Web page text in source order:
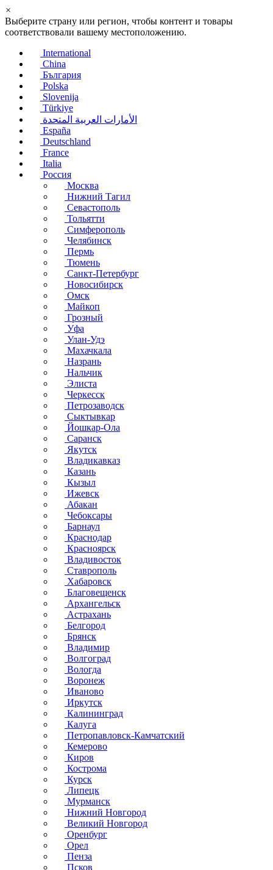
×
Выберите страну или регион, чтобы контент и товары
соответствовали вашему местоположению.
International
China
България
Polska
Slovenija
Türkiye
الأمارات العربية المتحدة
España
Deutschland
France
Italia
Россия
Москва
Нижний Тагил
Севастополь
Тольятти
Симферополь
Челябинск
Пермь
Тюмень
Санкт-Петербург
Новосибирск
Омск
Майкоп
Грозный
Уфа
Улан-Удэ
Махачкала
Назрань
Нальчик
Элиста
Черкесск
Петрозаводск
Сыктывкар
Йошкар-Ола
Саранск
Якутск
Владикавказ
Казань
Кызыл
Ижевск
Абакан
Чебоксары
Барнаул
Краснодар
Красноярск
Владивосток
Ставрополь
Хабаровск
Благовещенск
Архангельск
Астрахань
Белгород
Брянск
Владимир
Волгоград
Вологда
Воронеж
Иваново
Иркутск
Калининград
Калуга
Петропавловск-Камчатский
Кемерово
Киров
Кострома
Курск
Липецк
Мурманск
Нижний Новгород
Великий Новгород
Оренбург
Орел
Пенза
Псков